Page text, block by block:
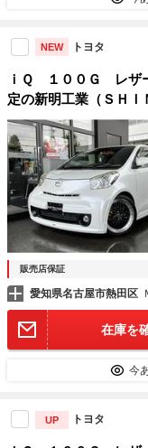
NEW トヨタ
ｉＱ １００Ｇ レザ
定の新明工業（ＳＨ
ト・モデリスタエアロ
ー１７ＡＷ・イエロー
マートキー
販売店保証
愛知県名古屋市熱田区
在庫を
今
UP トヨタ